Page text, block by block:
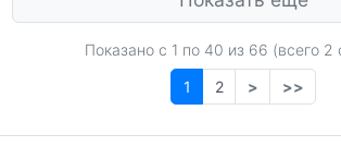
Показано с 1 по 40 из 66 (всего 2
1
2 > >>